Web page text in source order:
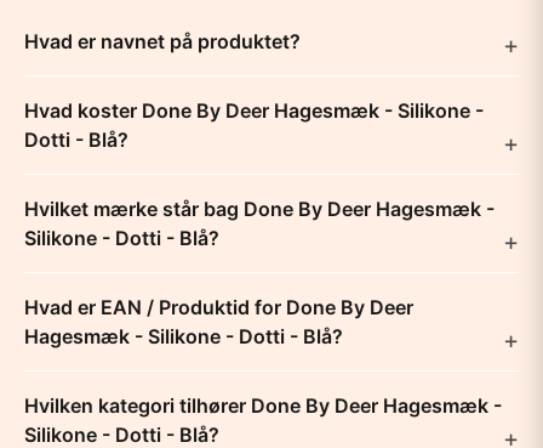
Hvad er navnet på produktet?
Hvad koster Done By Deer Hagesmæk - Silikone -
Dotti - Blå?
Hvilket mærke står bag Done By Deer Hagesmæk -
Silikone - Dotti - Blå?
Hvad er EAN / Produktid for Done By Deer
Hagesmæk - Silikone - Dotti - Blå?
Hvilken kategori tilhører Done By Deer Hagesmæk -
Silikone - Dotti - Blå?